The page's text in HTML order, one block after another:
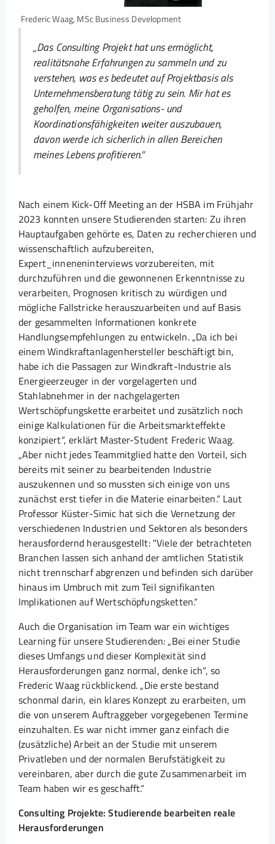
Frederic Waag, MSc Business Development
„Das Consulting Projekt hat uns ermöglicht,
realitätsnahe Erfahrungen zu sammeln und zu
verstehen, was es bedeutet auf Projektbasis als
Unternehmensberatung tätig zu sein. Mir hat es
geholfen, meine Organisations- und
Koordinationsfähigkeiten weiter auszubauen,
davon werde ich sicherlich in allen Bereichen
meines Lebens profitieren.“
Nach einem Kick-Off Meeting an der HSBA im Frühjahr
2023 konnten unsere Studierenden starten: Zu ihren
Hauptaufgaben gehörte es, Daten zu recherchieren und
wissenschaftlich aufzubereiten,
Expert_inneneninterviews vorzubereiten, mit
durchzuführen und die gewonnenen Erkenntnisse zu
verarbeiten, Prognosen kritisch zu würdigen und
mögliche Fallstricke herauszuarbeiten und auf Basis
der gesammelten Informationen konkrete
Handlungsempfehlungen zu entwickeln. „Da ich bei
einem Windkraftanlagenhersteller beschäftigt bin,
habe ich die Passagen zur Windkraft-Industrie als
Energieerzeuger in der vorgelagerten und
Stahlabnehmer in der nachgelagerten
Wertschöpfungskette erarbeitet und zusätzlich noch
einige Kalkulationen für die Arbeitsmarkteffekte
konzipiert“, erklärt Master-Student Frederic Waag.
„Aber nicht jedes Teammitglied hatte den Vorteil, sich
bereits mit seiner zu bearbeitenden Industrie
auszukennen und so mussten sich einige von uns
zunächst erst tiefer in die Materie einarbeiten.“ Laut
Professor Küster-Simic hat sich die Vernetzung der
verschiedenen Industrien und Sektoren als besonders
herausfordernd herausgestellt: "Viele der betrachteten
Branchen lassen sich anhand der amtlichen Statistik
nicht trennscharf abgrenzen und befinden sich darüber
hinaus im Umbruch mit zum Teil signifikanten
Implikationen auf Wertschöpfungsketten.“
Auch die Organisation im Team war ein wichtiges
Learning für unsere Studierenden: „Bei einer Studie
dieses Umfangs und dieser Komplexität sind
Herausforderungen ganz normal, denke ich“, so
Frederic Waag rückblickend. „Die erste bestand
schonmal darin, ein klares Konzept zu erarbeiten, um
die von unserem Auftraggeber vorgegebenen Termine
einzuhalten. Es war nicht immer ganz einfach die
(zusätzliche) Arbeit an der Studie mit unserem
Privatleben und der normalen Berufstätigkeit zu
vereinbaren, aber durch die gute Zusammenarbeit im
Team haben wir es geschafft.“
Consulting Projekte: Studierende bearbeiten reale
Herausforderungen